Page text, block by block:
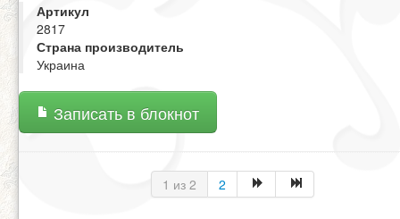
Артикул
2817
Страна производитель
Украина
Записать в блокнот
1 из 2 2